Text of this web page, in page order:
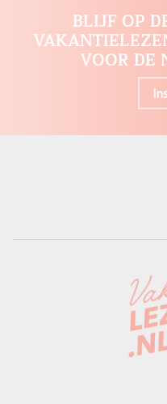
BLIJF OP
VOOR DE